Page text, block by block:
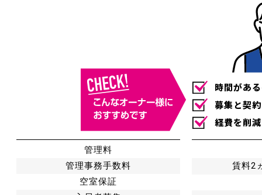
管理料
管理事務手数料
空室保証
時間があ
募集と契
経費を削
賃料2